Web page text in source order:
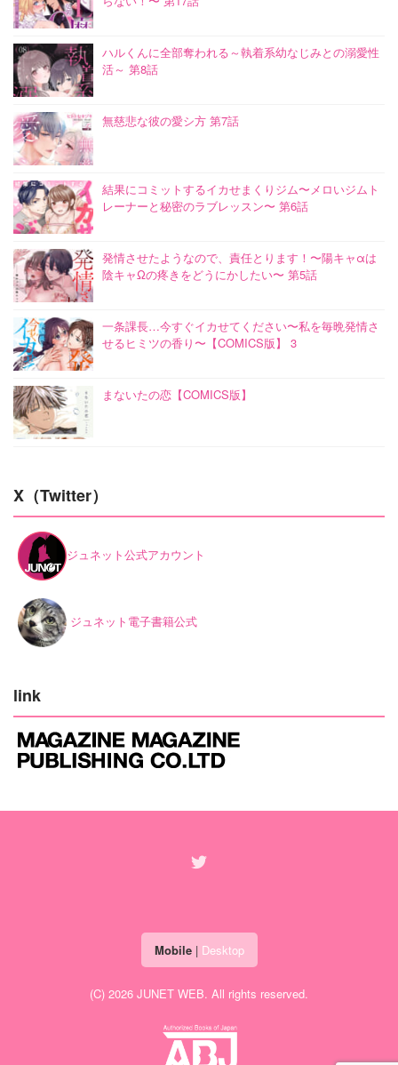
ハルくんに全部奪われる～執着系幼なじみとの溺愛性
活～ 第8話
無慈悲な彼の愛シ方 第7話
結果にコミットするイカせまくりジム〜メロいジムト
レーナーと秘密のラブレッスン〜 第6話
発情させたようなので、責任とります！〜陽キャαは
陰キャΩの疼きをどうにかしたい〜 第5話
一条課長…今すぐイカせてください〜私を毎晩発情さ
せるヒミツの香り〜【COMICS版】 3
まないたの恋【COMICS版】
X（Twitter）
ジュネット公式アカウント
ジュネット電子書籍公式
link
Mobile| Desktop
(C) 2026 JUNET WEB. All rights reserved.